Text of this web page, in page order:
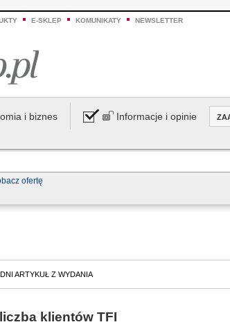
E-SKLEP KOMUNIKATY NEWSLETTER
i biznes Informacje i opinie
ofertę
ARTYKUŁ Z WYDANIA
klientów TFI